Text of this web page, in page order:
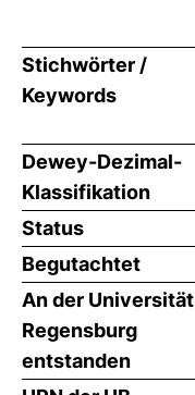
Stichwörter /
Keywords
Dewey-Dezimal-
Klassifikation
Status
Begutachtet
An der Universität
Regensburg
entstanden